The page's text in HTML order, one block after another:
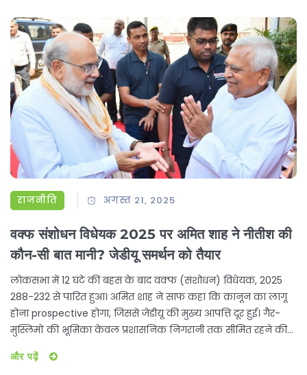
राजनीति अगस्त 21, 2025
वक्फ संशोधन विधेयक 2025 पर अमित शाह ने नीतीश की
कौन-सी बात मानी? जेडीयू समर्थन को तैयार
लोकसभा में 12 घंटे की बहस के बाद वक्फ (संशोधन) विधेयक, 2025
288-232 से पारित हुआ। अमित शाह ने साफ कहा कि कानून का लागू
होना prospective होगा, जिससे जेडीयू की मुख्य आपत्ति दूर हुई। गैर-
मुस्लिमों की भूमिका केवल प्रशासनिक निगरानी तक सीमित रहने की
ऑडिट और डिजिटल पोर्टल जैसे बदलाव लाता है।
और पढ़ें